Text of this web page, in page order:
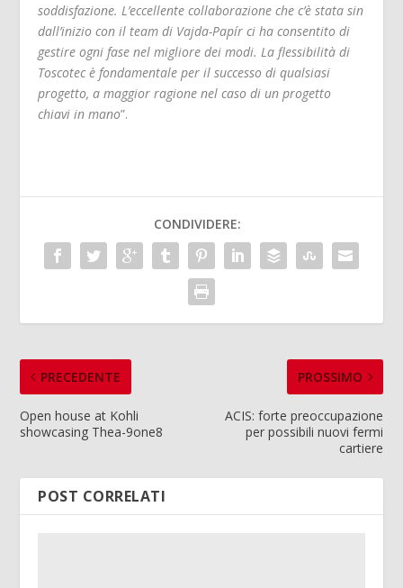
soddisfazione. L’eccellente collaborazione che c’è stata sin
dall’inizio con il team di Vajda-Papír ci ha consentito di
gestire ogni fase nel migliore dei modi. La flessibilità di
Toscotec è fondamentale per il successo di qualsiasi
progetto, a maggior ragione nel caso di un progetto
chiavi in mano”.
CONDIVIDERE:
PRECEDENTE
Open house at Kohli
showcasing Thea-9one8
PROSSIMO
ACIS: forte preoccupazione
per possibili nuovi fermi
cartiere
POST CORRELATI